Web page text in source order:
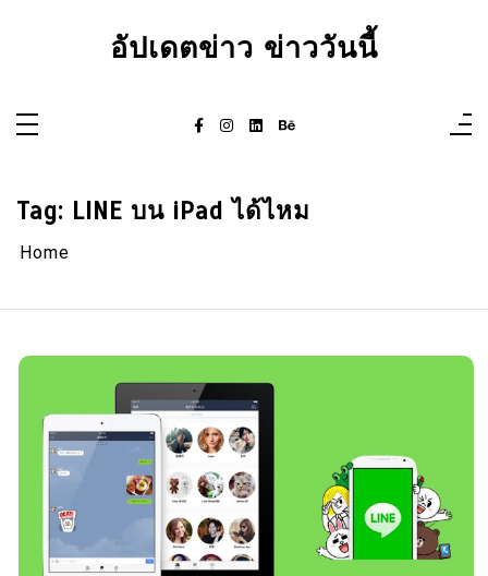
อัปเดตข่าว ข่าววันนี้
Tag: LINE บน iPad ได้ไหม
Home